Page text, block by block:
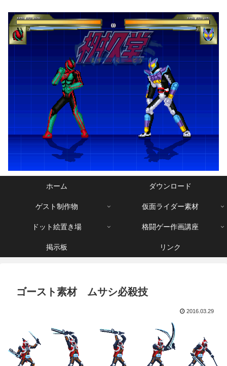
ホーム ダウンロード
ゲスト制作物 仮面ライダー素材
ドット絵置き場 格闘ゲー作画講座
掲示板 リンク
ゴースト素材 ムサシ必殺技
2016.03.29